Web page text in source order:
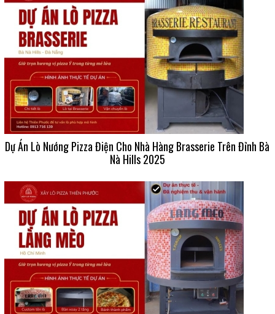
Dự Án Lò Nướng Pizza Điện Cho Nhà Hàng Brasserie Trên Đỉnh Bà
Nà Hills 2025